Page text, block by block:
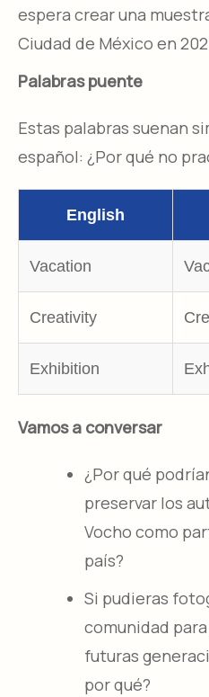
espera crear una
Ciudad de México en
Palabras puente
Estas palabras suenan
español: ¿Por qué no
English
Vacation
Creativity
Exhibition
Vamos a conversar
¿Por qué
preservar los
Vocho como
país?
Si pudieras
comunidad
futuras
por qué?